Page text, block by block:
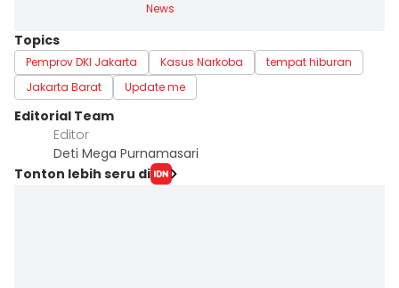
News
Topics
Pemprov DKI Jakarta Kasus Narkoba
tempat hiburan
Jakarta Barat
Update me
Editorial Team
Editor
Deti Mega Purnamasari
Tonton lebih seru di